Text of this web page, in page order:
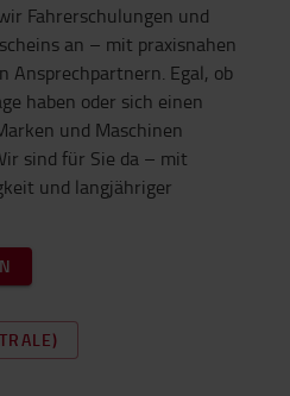
Fahrerschulungen und
an – mit praxisnahen
Ansprechpartnern. Egal, ob
haben oder sich einen
und Maschinen
sind für Sie da – mit
und langjähriger